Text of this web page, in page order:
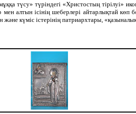
түсу» түріндегі «Христостың тірілуі»
мен алтын ісінің шеберлері айтарлықтай
және күміс істерінің патриархтары,